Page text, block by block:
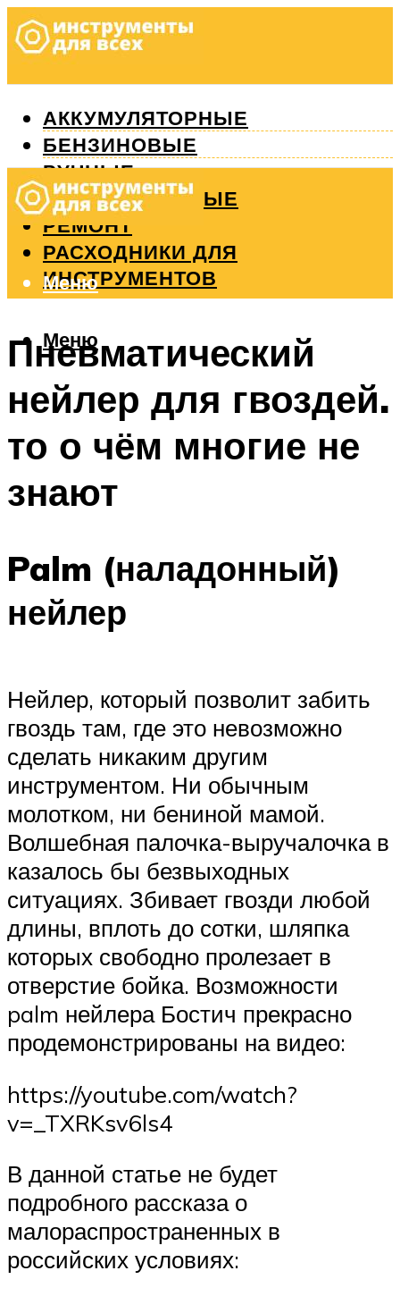
АККУМУЛЯТОРНЫЕ
БЕНЗИНОВЫЕ
РУЧНЫЕ
ИЗМЕРИТЕЛЬНЫЕ
РЕМОНТ
РАСХОДНИКИ ДЛЯ
ИНСТРУМЕНТОВ
Меню
Меню
Пневматический
нейлер для гвоздей.
то о чём многие не
знают
Palm (наладонный)
нейлер
Нейлер, который позволит забить
гвоздь там, где это невозможно
сделать никаким другим
инструментом. Ни обычным
молотком, ни бениной мамой.
Волшебная палочка-выручалочка в
казалось бы безвыходных
ситуациях. Збивает гвозди любой
длины, вплоть до сотки, шляпка
которых свободно пролезает в
отверстие бойка. Возможности
palm нейлера Бостич прекрасно
продемонстрированы на видео:
https://youtube.com/watch?
v=_TXRKsv6ls4
В данной статье не будет
подробного рассказа о
малораспространенных в
российских условиях: